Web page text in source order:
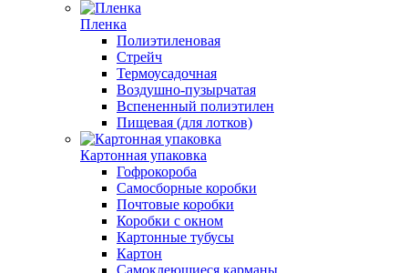
Пленка
Полиэтиленовая
Стрейч
Термоусадочная
Воздушно-пузырчатая
Вспененный полиэтилен
Пищевая (для лотков)
Картонная упаковка
Гофрокороба
Самосборные коробки
Почтовые коробки
Коробки с окном
Картонные тубусы
Картон
Самоклеющиеся карманы